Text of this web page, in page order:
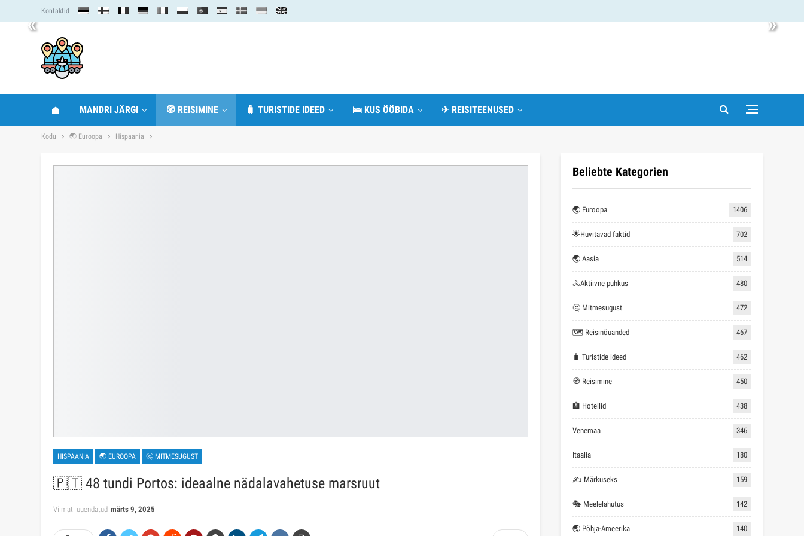
« »
Kontaktid
MANDRI JÄRGI 🧭 REISIMINE 🧳 TURISTIDE IDEED 🛌 KUS ÖÖBIDA ✈ REISITEENUSED
Kodu 🌏 Euroopa Hispaania
HISPAANIA 🌏 EUROOPA 🤔 MITMESUGUST
🇵🇹 48 tundi Portos: ideaalne nädalavahetuse marsruut
Viimati uuendatud märts 9, 2025
Beliebte Kategorien
🌏 Euroopa 1406
🌟Huvitavad faktid 702
🌏 Aasia 514
🚴Aktiivne puhkus 480
🤔 Mitmesugust 472
🗺 Reisinõuanded 467
🧳 Turistide ideed 462
🧭 Reisimine 450
🏨 Hotellid 438
Venemaa 346
Itaalia 180
✍ Märkuseks 159
🎭 Meelelahutus 142
🌏 Põhja-Ameerika 140